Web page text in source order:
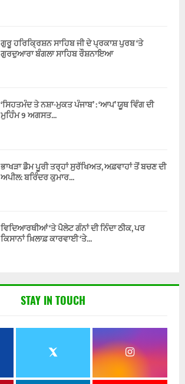
ਗੁਰੂ ਹਰਿਕ੍ਰਿਸ਼ਨ ਸਾਹਿਬ ਜੀ ਦੇ ਪ੍ਰਕਾਸ਼ ਪੁਰਬ ‘ਤੇ
ਗੁਰਦੁਆਰਾ ਬੰਗਲਾ ਸਾਹਿਬ ਰੌਸ਼ਨਾਇਆ
‘ਸਿਹਤਮੰਦ ਤੇ ਨਸ਼ਾ-ਮੁਕਤ ਪੰਜਾਬ’ : ‘ਆਪ’ ਯੂਥ ਵਿੰਗ ਦੀ
ਮੁਹਿੰਮ 9 ਅਗਸਤ...
ਭਾਖੜਾ ਡੈਮ ਪੂਰੀ ਤਰ੍ਹਾਂ ਸੁਰੱਖਿਅਤ, ਅਫ਼ਵਾਹਾਂ ਤੋਂ ਬਚਣ ਦੀ
ਅਪੀਲ: ਬਰਿੰਦਰ ਕੁਮਾਰ...
ਵਿਦਿਆਰਥੀਆਂ ‘ਤੇ ਪੈਲੇਟ ਗੰਨਾਂ ਦੀ ਨਿੰਦਾ ਠੀਕ, ਪਰ
ਕਿਸਾਨਾਂ ਖ਼ਿਲਾਫ਼ ਕਾਰਵਾਈ ‘ਤੇ...
STAY IN TOUCH